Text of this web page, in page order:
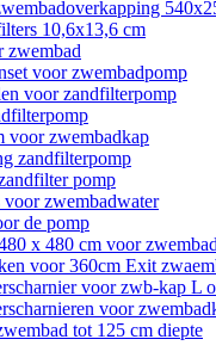
10,6x13,6 cm
zwembad
voor zwembadpomp
voor zandfilterpomp
voor zwembadkap
zandfilterpomp
pomp
voor zwembadwater
de pomp
x 480 cm voor zwembad
voor 360cm Exit
voor zwb-kap L
voor
tot 125 cm diepte